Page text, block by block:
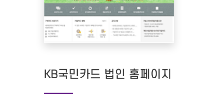
KB국민카드 법인 홈페이지